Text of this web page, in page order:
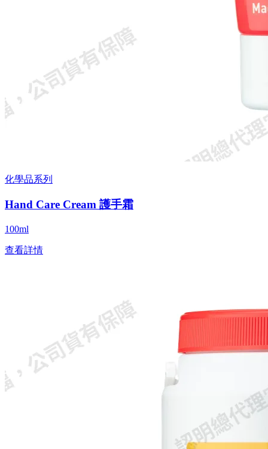
化學品系列
Hand Care Cream 護手霜
100ml
查看詳情